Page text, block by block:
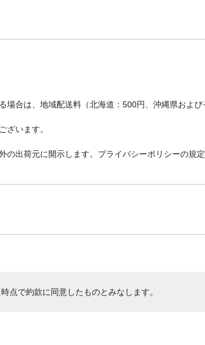
合は、地域配送料（北海道：500円、沖縄県およ
ざいます。
出荷元に開示します。プライバシーポリシーの規
点で約款に同意したものとみなします。